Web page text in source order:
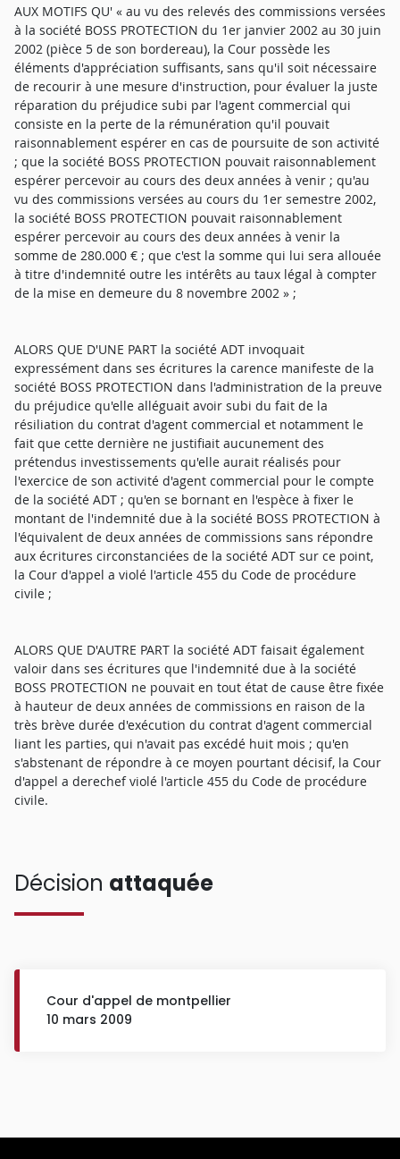
AUX MOTIFS QU' « au vu des relevés des commissions versées
à la société BOSS PROTECTION du 1er janvier 2002 au 30 juin
2002 (pièce 5 de son bordereau), la Cour possède les
éléments d'appréciation suffisants, sans qu'il soit nécessaire
de recourir à une mesure d'instruction, pour évaluer la juste
réparation du préjudice subi par l'agent commercial qui
consiste en la perte de la rémunération qu'il pouvait
raisonnablement espérer en cas de poursuite de son activité
; que la société BOSS PROTECTION pouvait raisonnablement
espérer percevoir au cours des deux années à venir ; qu'au
vu des commissions versées au cours du 1er semestre 2002,
la société BOSS PROTECTION pouvait raisonnablement
espérer percevoir au cours des deux années à venir la
somme de 280.000 € ; que c'est la somme qui lui sera allouée
à titre d'indemnité outre les intérêts au taux légal à compter
de la mise en demeure du 8 novembre 2002 » ;
ALORS QUE D'UNE PART la société ADT invoquait
expressément dans ses écritures la carence manifeste de la
société BOSS PROTECTION dans l'administration de la preuve
du préjudice qu'elle alléguait avoir subi du fait de la
résiliation du contrat d'agent commercial et notamment le
fait que cette dernière ne justifiait aucunement des
prétendus investissements qu'elle aurait réalisés pour
l'exercice de son activité d'agent commercial pour le compte
de la société ADT ; qu'en se bornant en l'espèce à fixer le
montant de l'indemnité due à la société BOSS PROTECTION à
l'équivalent de deux années de commissions sans répondre
aux écritures circonstanciées de la société ADT sur ce point,
la Cour d'appel a violé l'article 455 du Code de procédure
civile ;
ALORS QUE D'AUTRE PART la société ADT faisait également
valoir dans ses écritures que l'indemnité due à la société
BOSS PROTECTION ne pouvait en tout état de cause être fixée
à hauteur de deux années de commissions en raison de la
très brève durée d'exécution du contrat d'agent commercial
liant les parties, qui n'avait pas excédé huit mois ; qu'en
s'abstenant de répondre à ce moyen pourtant décisif, la Cour
d'appel a derechef violé l'article 455 du Code de procédure
civile.
Décision attaquée
Cour d'appel de montpellier
10 mars 2009